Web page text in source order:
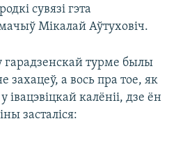
сувязі гэта
Мікалай Аўтуховіч.
турме былы
захацеў, а вось пра тое, як
калёніі, дзе ён
засталіся: